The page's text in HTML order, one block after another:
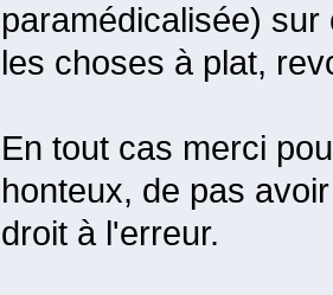
paramédicalisée)
les choses à plat,
En tout cas merci
honteux, de pas
droit à l'erreur.